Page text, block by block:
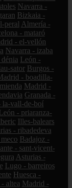
Navarra -
Bizkaia -
peral Almería -
- mataró
- el-vellón
Navarra - izaba
León -
sator Burgos -
- boadilla-
Madrid -
Granada -
la-vall-de-boí
- priaranza-
Illes-balears
- ribadedeva
Badajoz -
- sant-vicent-
Asturias -
Lugo - barreiros
Huesca -
altea Madrid -